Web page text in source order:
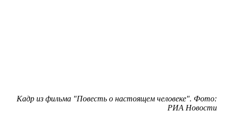
Кадр из фильма "Повесть о настоящем человеке". Фото:
РИА Новости